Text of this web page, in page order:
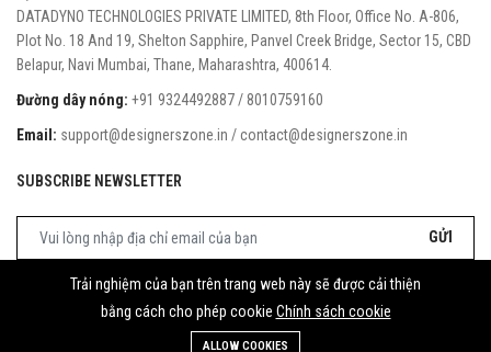
DATADYNO TECHNOLOGIES PRIVATE LIMITED, 8th Floor, Office No. A-806,
Plot No. 18 And 19, Shelton Sapphire, Panvel Creek Bridge, Sector 15, CBD
Belapur, Navi Mumbai, Thane, Maharashtra, 400614.
Đường dây nóng: +91 9324492887 / 8010759160
Email: support@designerszone.in / contact@designerszone.in
SUBSCRIBE NEWSLETTER
GỬI
© 2022 Botble Technologies. Tất cả quyền đã được bảo hộ.
Trải nghiệm của bạn trên trang web này sẽ được cải thiện
bằng cách cho phép cookie Chính sách cookie
ALLOW COOKIES